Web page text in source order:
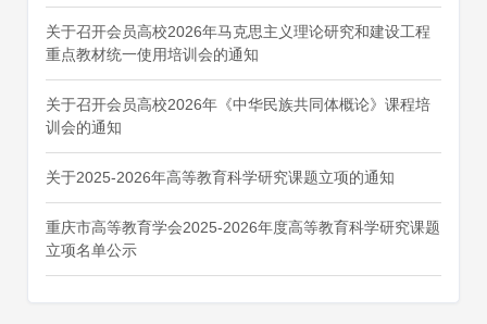
关于召开会员高校2026年马克思主义理论研究和建设工程
重点教材统一使用培训会的通知
关于召开会员高校2026年《中华民族共同体概论》课程培
训会的通知
关于2025-2026年高等教育科学研究课题立项的通知
重庆市高等教育学会2025-2026年度高等教育科学研究课题
立项名单公示